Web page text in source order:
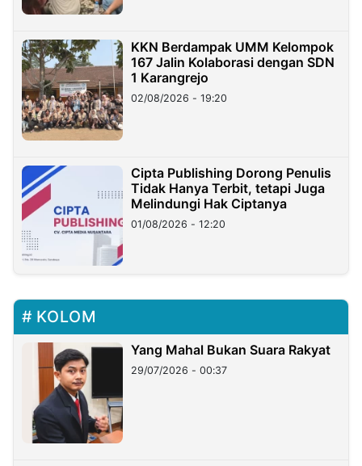
KKN Berdampak UMM Kelompok
167 Jalin Kolaborasi dengan SDN
1 Karangrejo
02/08/2026 - 19:20
Cipta Publishing Dorong Penulis
Tidak Hanya Terbit, tetapi Juga
Melindungi Hak Ciptanya
01/08/2026 - 12:20
KOLOM
Yang Mahal Bukan Suara Rakyat
29/07/2026 - 00:37